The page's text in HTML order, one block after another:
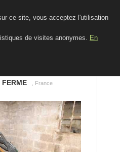
ce site, vous acceptez l'utilisation
de visites anonymes. En
FERME , France